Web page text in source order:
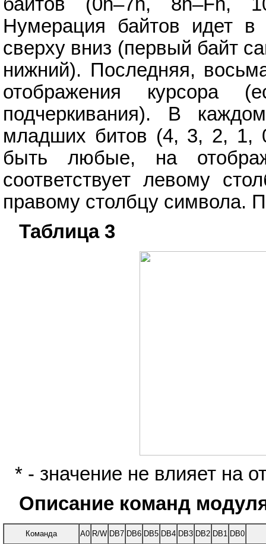
Нумерация байтов идет в
сверху вниз (первый байт
нижний). Последняя,
отображения курсора
подчеркивания). В
младших битов (4, 3, 2, 1,
быть любые, на
соответствует левому
правому столбцу символа.
Таблица 3
* - значение не влияет на
Описание команд
Команда A0 R/W DB7 DB6 DB5 DB4 DB3 DB2 DB1 DB0